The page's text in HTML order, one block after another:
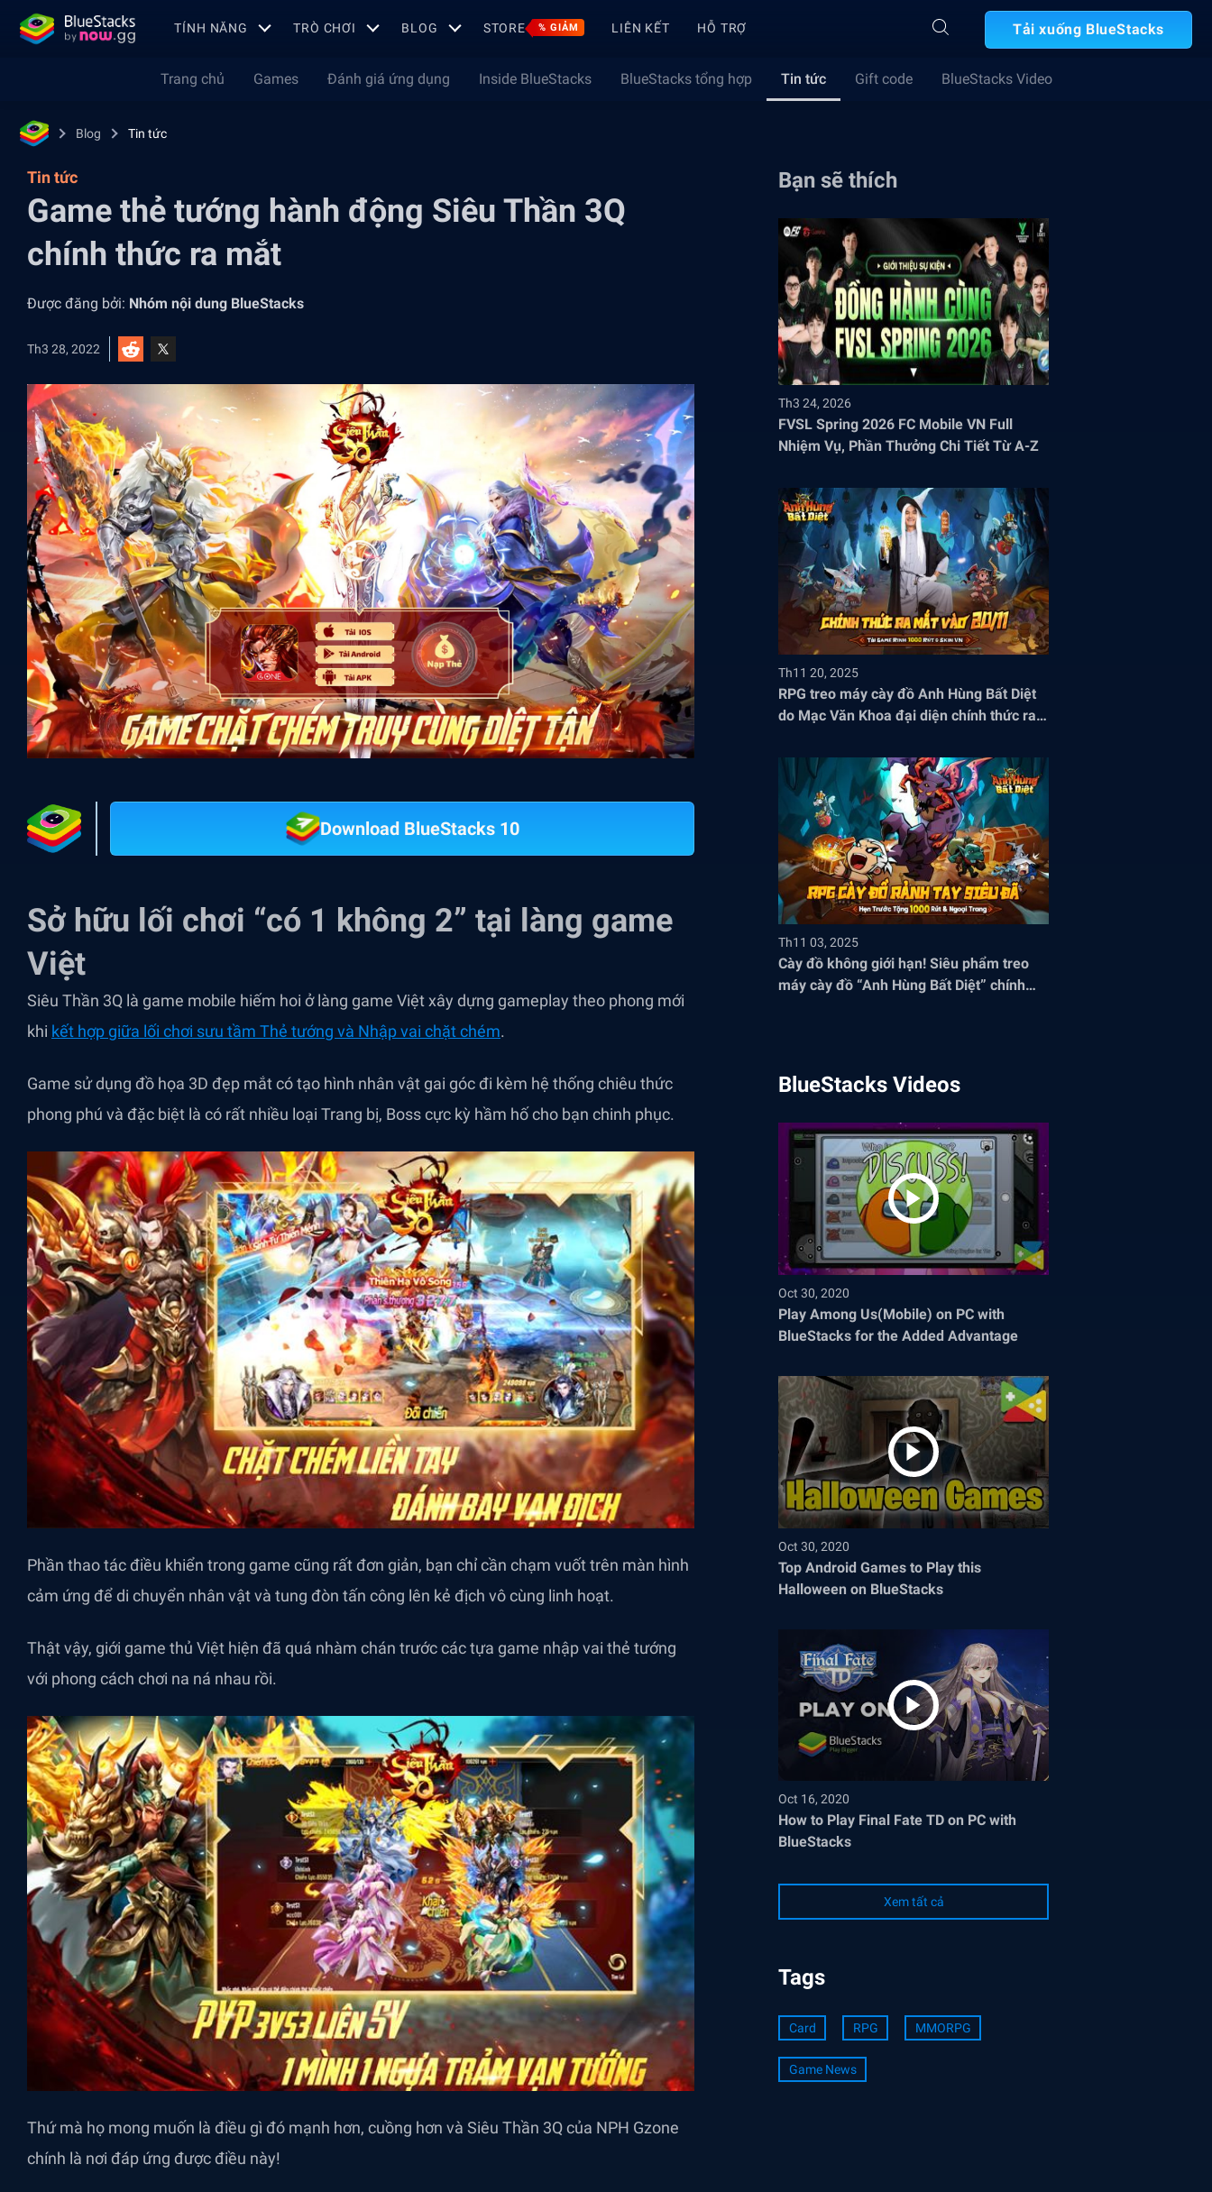
TÍNH NĂNG TRÒ CHƠI BLOG STORE % GIẢM LIÊN KẾT HỖ TRỢ Tải xuống BlueStacks
Trang chủ Games Đánh giá ứng dụng Inside BlueStacks BlueStacks tổng hợp Tin tức Gift code BlueStacks Video
Blog Tin tức
Tin tức
Game thẻ tướng hành động Siêu Thần 3Q
chính thức ra mắt
Được đăng bởi: Nhóm nội dung BlueStacks
Th3 28, 2022
Download BlueStacks 10
Sở hữu lối chơi “có 1 không 2” tại làng game
Việt
Siêu Thần 3Q là game mobile hiếm hoi ở làng game Việt xây dựng gameplay theo phong mới
khi kết hợp giữa lối chơi sưu tầm Thẻ tướng và Nhập vai chặt chém.
Game sử dụng đồ họa 3D đẹp mắt có tạo hình nhân vật gai góc đi kèm hệ thống chiêu thức
phong phú và đặc biệt là có rất nhiều loại Trang bị, Boss cực kỳ hầm hố cho bạn chinh phục.
Phần thao tác điều khiển trong game cũng rất đơn giản, bạn chỉ cần chạm vuốt trên màn hình
cảm ứng để di chuyển nhân vật và tung đòn tấn công lên kẻ địch vô cùng linh hoạt.
Thật vậy, giới game thủ Việt hiện đã quá nhàm chán trước các tựa game nhập vai thẻ tướng
với phong cách chơi na ná nhau rồi.
Thứ mà họ mong muốn là điều gì đó mạnh hơn, cuồng hơn và Siêu Thần 3Q của NPH Gzone
chính là nơi đáp ứng được điều này!
Bạn sẽ thích
Th3 24, 2026
FVSL Spring 2026 FC Mobile VN Full
Nhiệm Vụ, Phần Thưởng Chi Tiết Từ A-Z
Th11 20, 2025
RPG treo máy cày đồ Anh Hùng Bất Diệt
do Mạc Văn Khoa đại diện chính thức ra
Th11 03, 2025
Cày đồ không giới hạn! Siêu phẩm treo
máy cày đồ “Anh Hùng Bất Diệt” chính
BlueStacks Videos
Oct 30, 2020
Play Among Us(Mobile) on PC with
BlueStacks for the Added Advantage
Oct 30, 2020
Top Android Games to Play this
Halloween on BlueStacks
Oct 16, 2020
How to Play Final Fate TD on PC with
BlueStacks
Xem tất cả
Tags
Card RPG MMORPG
Game News